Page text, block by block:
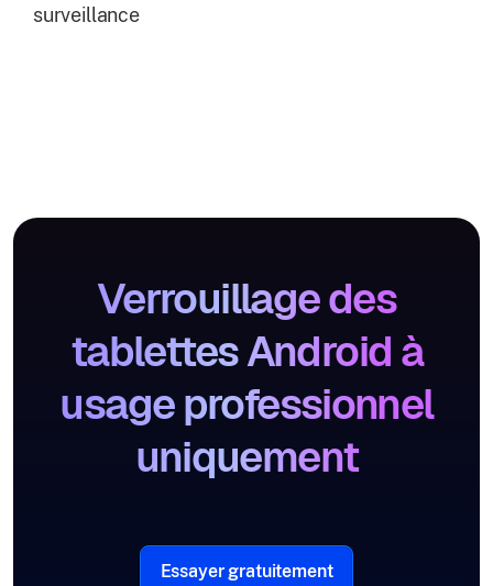
surveillance
Verrouillage des
tablettes Android à
usage professionnel
uniquement
Essayer gratuitement